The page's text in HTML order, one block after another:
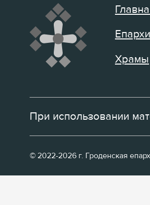
Храмы
При использовании
© 2022-2026 г. Гроденская